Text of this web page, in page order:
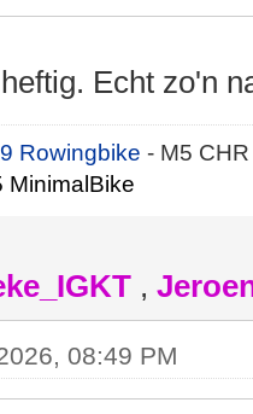
Echt zo'n
Rowingbike- M5
MinimalBike
,
08:49 PM